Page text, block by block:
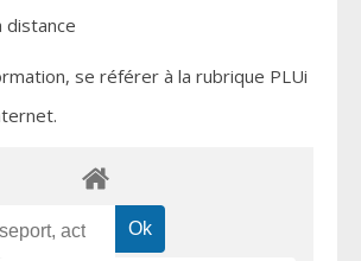
se référer à la rubrique PLUi